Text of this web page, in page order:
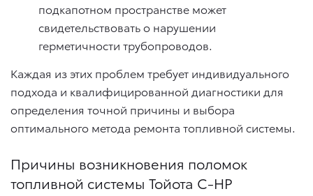
подкапотном пространстве может
свидетельствовать о нарушении
герметичности трубопроводов.
Каждая из этих проблем требует индивидуального
подхода и квалифицированной диагностики для
определения точной причины и выбора
оптимального метода ремонта топливной системы.
Причины возникновения поломок
топливной системы Тойота С-НР